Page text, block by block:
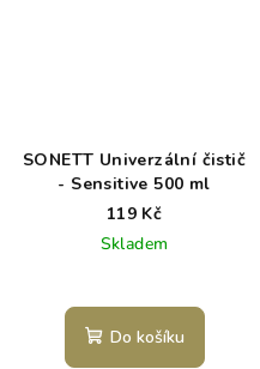
SONETT Univerzální čistič
- Sensitive 500 ml
119 Kč
Skladem
Do košíku